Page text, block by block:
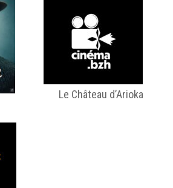
Le Château d’Arioka